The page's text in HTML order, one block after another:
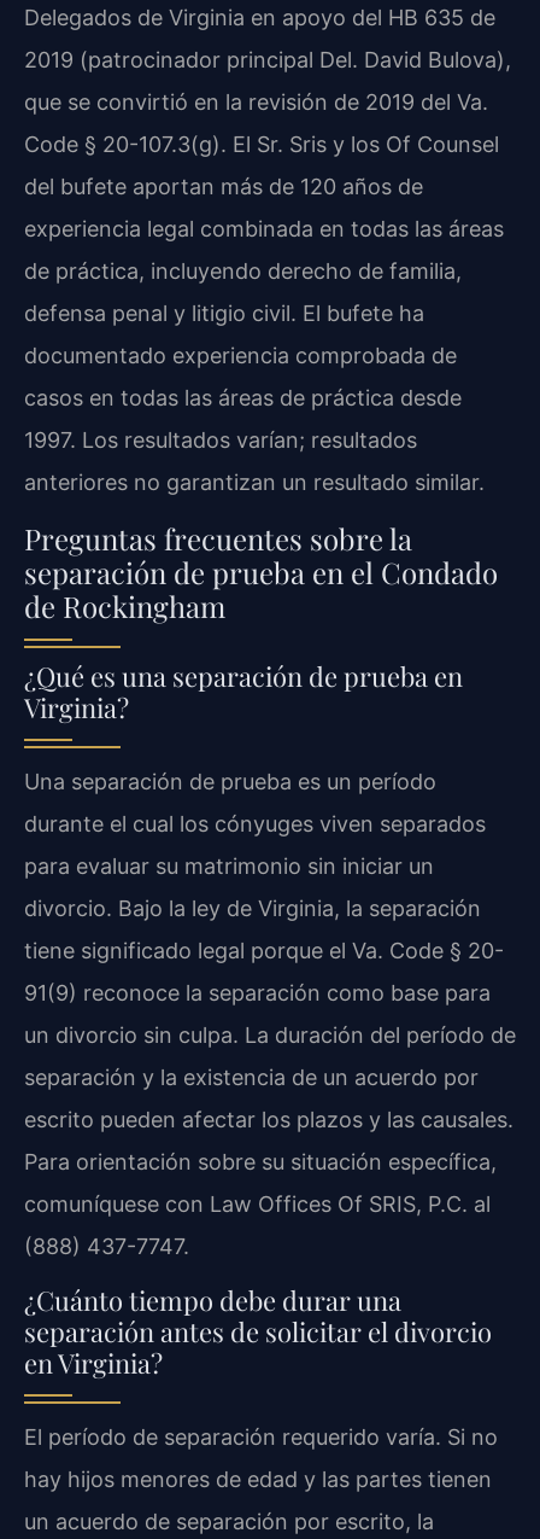
Delegados de Virginia en apoyo del HB 635 de
2019 (patrocinador principal Del. David Bulova),
que se convirtió en la revisión de 2019 del Va.
Code § 20-107.3(g). El Sr. Sris y los Of Counsel
del bufete aportan más de 120 años de
experiencia legal combinada en todas las áreas
de práctica, incluyendo derecho de familia,
defensa penal y litigio civil. El bufete ha
documentado experiencia comprobada de
casos en todas las áreas de práctica desde
1997. Los resultados varían; resultados
anteriores no garantizan un resultado similar.
Preguntas frecuentes sobre la
separación de prueba en el Condado
de Rockingham
¿Qué es una separación de prueba en
Virginia?
Una separación de prueba es un período
durante el cual los cónyuges viven separados
para evaluar su matrimonio sin iniciar un
divorcio. Bajo la ley de Virginia, la separación
tiene significado legal porque el Va. Code § 20-
91(9) reconoce la separación como base para
un divorcio sin culpa. La duración del período de
separación y la existencia de un acuerdo por
escrito pueden afectar los plazos y las causales.
Para orientación sobre su situación específica,
comuníquese con Law Offices Of SRIS, P.C. al
(888) 437-7747.
¿Cuánto tiempo debe durar una
separación antes de solicitar el divorcio
en Virginia?
El período de separación requerido varía. Si no
hay hijos menores de edad y las partes tienen
un acuerdo de separación por escrito, la